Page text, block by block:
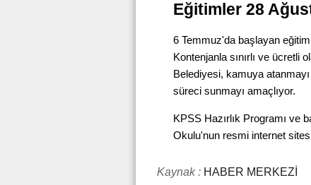
Eğitimler 28
6 Temmuz'da başlayan
Kontenjanla sınırlı ve
Belediyesi, kamuya
süreci sunmayı amaçlıyor.
KPSS Hazırlık Programı ve
Okulu'nun resmi internet
Kaynak : HABER MERKEZİ